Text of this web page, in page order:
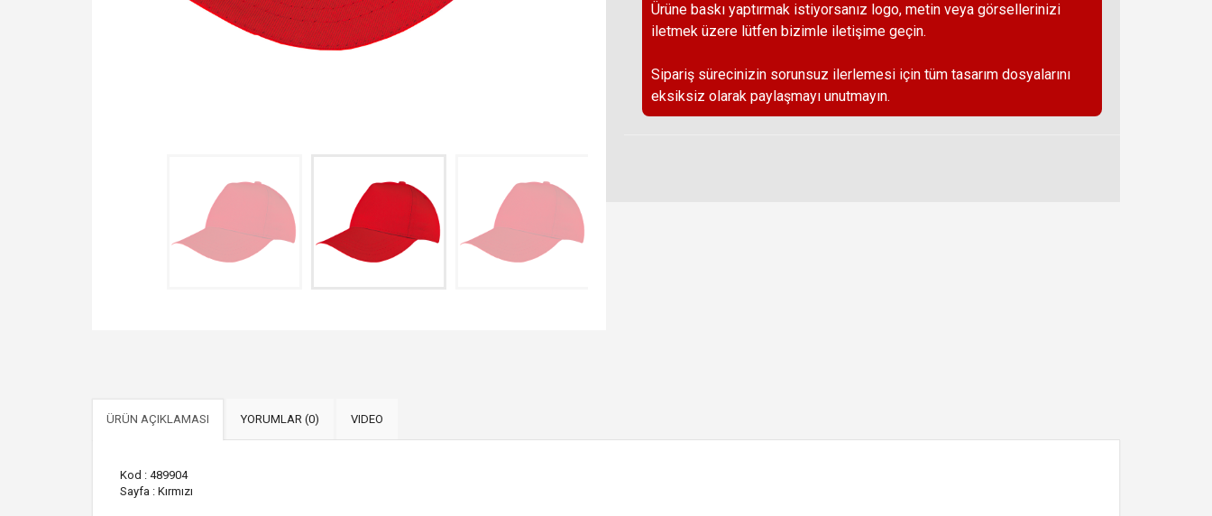
Ürüne baskı yaptırmak istiyorsanız logo, metin veya görsellerinizi
iletmek üzere lütfen bizimle iletişime geçin.
Sipariş sürecinizin sorunsuz ilerlemesi için tüm tasarım dosyalarını
eksiksiz olarak paylaşmayı unutmayın.
ÜRÜN AÇIKLAMASI YORUMLAR (0) VIDEO
Kod : 489904
Sayfa : Kırmızı